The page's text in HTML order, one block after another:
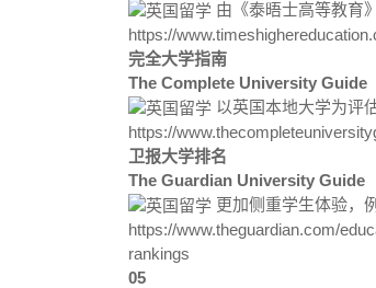
由《泰晤士高等教育
https://
完全大学指南
The Complete University Guide
以英国本地大学为评
https://
卫报大学排名
The Guardian University Guide
更加侧重学生体验，
https://www.theguardian.com/
rankings
05